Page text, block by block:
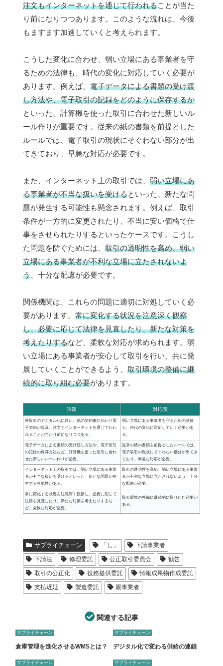
注文もインターネットを通じて行われることが当た
り前になりつつあります。このような流れは、今後
もますます加速していくと考えられます。
こうした変化に合わせ、弱い立場にある事業者を守
るための法律も、時代の変化に対応していく必要が
あります。例えば、 電子データによる書類の受け渡
し方法や、電子取引の記録をどのように保存するか
といった、計算機を使った取引に合わせた新しいル
ール作りが重要です。従来の紙の書類を前提とした
ルールでは、電子取引の現状にそぐわない部分が出
てきており、早急な対応が必要です。
また、インターネット上の取引では、 弱い立場にあ
る事業者が不当な扱いを受けるといった、新たな問
題が発生する可能性も懸念されます。例えば、取引
条件が一方的に変更されたり、不当に安い価格で仕
事をさせられたりするといったケースです。こうし
た問題を防ぐためには、 取引の透明性を高め、弱い
立場にある事業者が不利な立場に立たされないよ
う 、十分な配慮が必要です。
関係機関は、これらの問題に適切に対処していく必
要があります。 常に変化する状況を注意深く観察
し、必要に応じて法律を見直したり、新たな対策を
考えたりするなど、柔軟な対応が求められます。弱
い立場にある事業者が安心して取引を行い、共に発
展していくことができるよう、 取引環境の整備に継
続的に取り組む必要があります。
課題 対応策
商取引のデジタル化に伴い、紙の契約書に代わり電
子契約が普及、注文もインターネットを通じて行わ
れることが当たり前になりつつある。
弱い立場にある事業者を守るための法律
も、時代の変化に対応していく必要があ
る。
電子データによる書類の受け渡し方法や、電子取引
の記録の保存方法など、計算機を使った取引に合わ
せた新しいルール作りが必要。
従来の紙の書類を前提としたルールでは、
電子取引の現状にそぐわない部分が出てき
ており、早急な対応が必要。
インターネット上の取引では、弱い立場にある事業
者が不当な扱いを受けるといった、新たな問題が発
生する可能性がある。
取引の透明性を高め、弱い立場にある事業
者が不利な立場に立たされないよう、十分
な配慮が必要。
常に変化する状況を注意深く観察し、必要に応じて
法律を見直したり、新たな対策を考えたりするな
ど、柔軟な対応が必要。
取引環境の整備に継続的に取り組む必要が
ある。
サプライチェーン 「し」
下請事業者
下請法
修理委託 公正取引委員会
勧告
取引の公正化
役務提供委託
情報成果物作成委託
支払遅延
製造委託 親事業者
関連する記事
サプライチェーン
倉庫管理を進化させるWMSとは？
サプライチェーン
デジタル化で変わる供給の連鎖
サプライチェーン サプライチェーン